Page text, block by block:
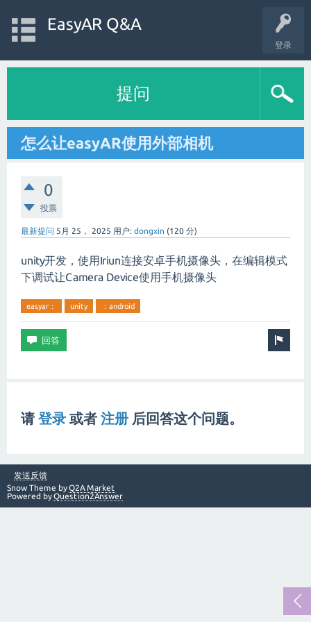
登录
EasyAR Q&A
提问
怎么让easyAR使用外部相机
0
投票
最新提问 5月 25， 2025 用户: dongxin (120 分)
unity开发，使用Iriun连接安卓手机摄像头，在编辑模式
下调试让Camera Device使用手机摄像头
easyar： unity ：android
请登录 或者 注册 后回答这个问题。
发送反馈
Snow Theme byQ2A Market
Powered byQuestion2Answer